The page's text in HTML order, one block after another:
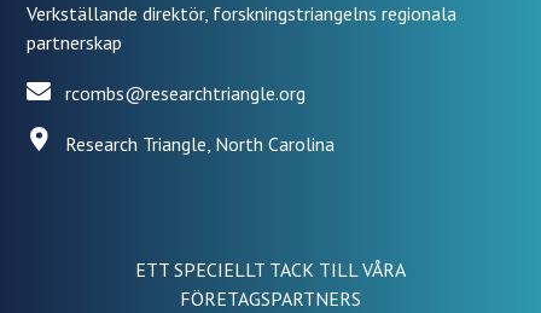
Verkställande direktör, forskningstriangelns regionala
partnerskap
rcombs@researchtriangle.org
Research Triangle, North Carolina
ETT SPECIELLT TACK TILL VÅRA
FÖRETAGSPARTNERS